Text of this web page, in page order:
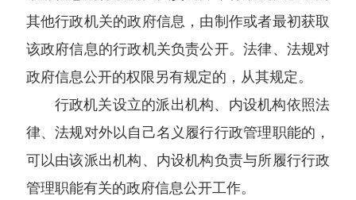
其他行政机关的政府信息，由制作或者最初获取
该政府信息的行政机关负责公开。法律、法规对
政府信息公开的权限另有规定的，从其规定。
行政机关设立的派出机构、内设机构依照法
律、法规对外以自己名义履行行政管理职能的，
可以由该派出机构、内设机构负责与所履行行政
管理职能有关的政府信息公开工作。